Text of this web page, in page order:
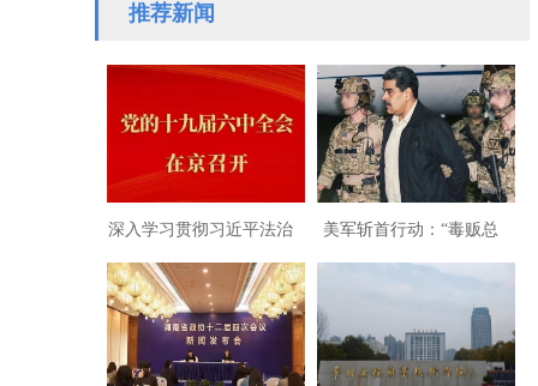
推荐新闻
深入学习贯彻习近平法治
思想综述建设法治中国
美军斩首行动：“毒贩总
光